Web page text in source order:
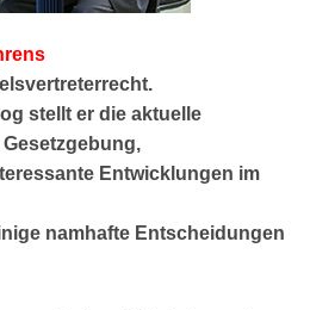
stellt er die aktuelle
Entwicklungen im
namhafte Entscheidungen